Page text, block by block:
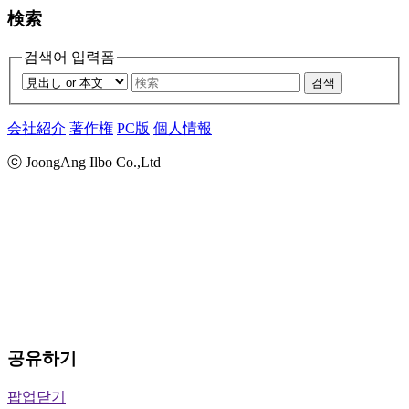
検索
검색어 입력폼
검색
会社紹介 著作権 PC版 個人情報
ⓒ JoongAng Ilbo Co.,Ltd
공유하기
팝업닫기